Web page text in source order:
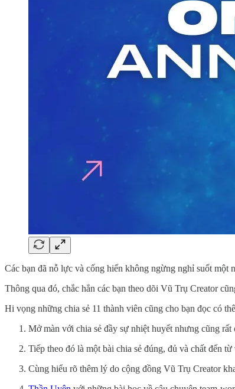
Các bạn đã nỗ lực và cống hiến không ngừng nghỉ suốt một
Thông qua đó, chắc hẳn các bạn theo dõi Vũ Trụ Creator
Hi vọng những chia sẻ 11 thành viên cũng cho bạn đọc có
Mở màn với chia sẻ đầy sự nhiệt huyết nhưng cũng rất
Tiếp theo đó là một bài chia sẻ đúng, đủ và chất đến
Cùng hiểu rõ thêm lý do cộng đồng Vũ Trụ Creator